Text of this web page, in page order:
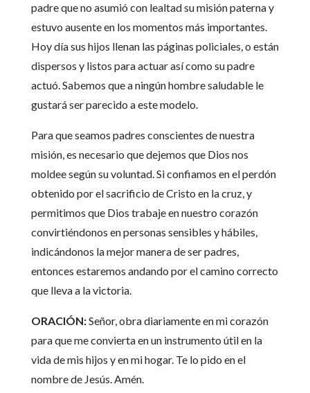
padre que no asumió con lealtad su misión paterna y
estuvo ausente en los momentos más importantes.
Hoy día sus hijos llenan las páginas policiales, o están
dispersos y listos para actuar así como su padre
actuó. Sabemos que a ningún hombre saludable le
gustará ser parecido a este modelo.
Para que seamos padres conscientes de nuestra
misión, es necesario que dejemos que Dios nos
moldee según su voluntad. Si confiamos en el perdón
obtenido por el sacrificio de Cristo en la cruz, y
permitimos que Dios trabaje en nuestro corazón
convirtiéndonos en personas sensibles y hábiles,
indicándonos la mejor manera de ser padres,
entonces estaremos andando por el camino correcto
que lleva a la victoria.
ORACIÓN:Señor, obra diariamente en mi corazón
para que me convierta en un instrumento útil en la
vida de mis hijos y en mi hogar. Te lo pido en el
nombre de Jesús. Amén.